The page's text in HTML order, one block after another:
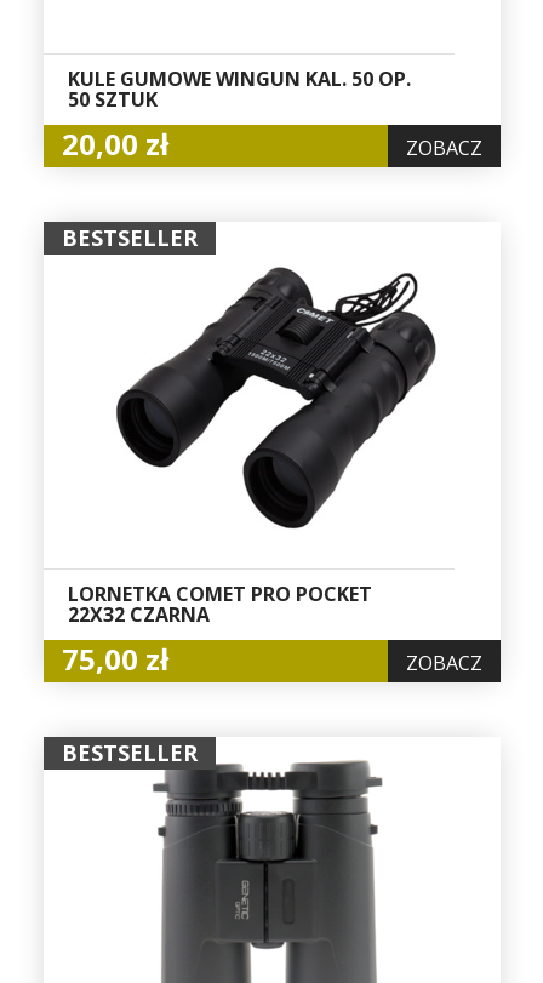
KULE GUMOWE WINGUN KAL. 50 OP.
50 SZTUK
20,00 zł ZOBACZ
BESTSELLER
LORNETKA COMET PRO POCKET
22X32 CZARNA
75,00 zł ZOBACZ
BESTSELLER